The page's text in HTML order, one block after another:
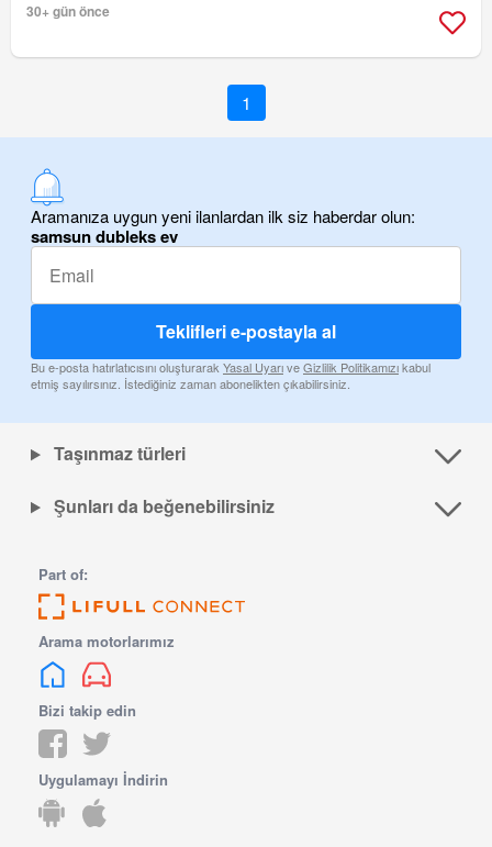
30+ gün önce
1
Aramanıza uygun yeni ilanlardan ilk siz haberdar olun:
samsun dubleks ev
Teklifleri e-postayla al
Bu e-posta hatırlatıcısını oluşturarakYasal UyarıveGizlilik Politikamızıkabul
etmiş sayılırsınız. İstediğiniz zaman abonelikten çıkabilirsiniz.
Taşınmaz türleri
Şunları da beğenebilirsiniz
Part of:
Arama motorlarımız
Bizi takip edin
Uygulamayı İndirin